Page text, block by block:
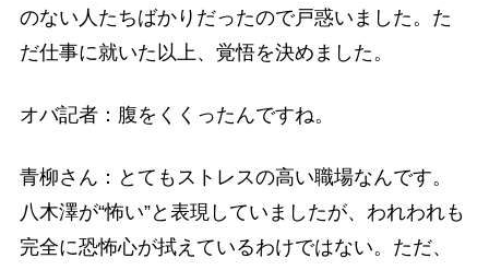
のない人たちばかりだったので戸惑いました。た
だ仕事に就いた以上、覚悟を決めました。
オバ記者：腹をくくったんですね。
青柳さん：とてもストレスの高い職場なんです。
八木澤が“怖い”と表現していましたが、われわれも
完全に恐怖心が拭えているわけではない。ただ、